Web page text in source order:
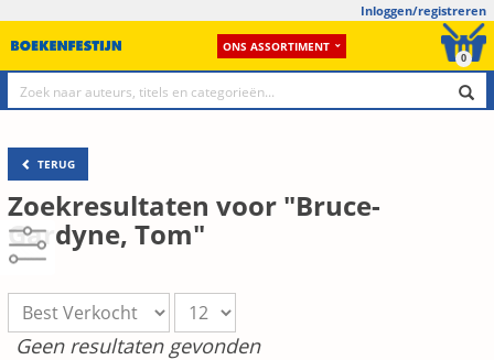
Inloggen/registreren
ONS ASSORTIMENT
0
TERUG
Zoekresultaten voor "Bruce-
Gardyne, Tom"
Geen resultaten gevonden